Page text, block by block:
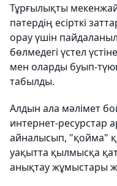
Тұрғылықты
пәтердің есірткі
орау үшін
бөлмедегі үстел
мен оларды буып-
табылды.
Алдын ала мәлімет
интернет-ресурстар
айналысып, "қойма"
уақытта қылмысқа
анықтау жұмыстары